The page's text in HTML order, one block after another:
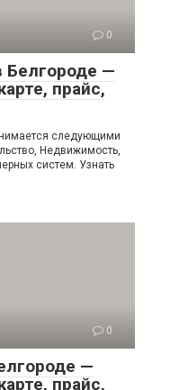
0
Белгороде —
прайс,
следующими
Недвижимость,
систем. Узнать
0
—
прайс,